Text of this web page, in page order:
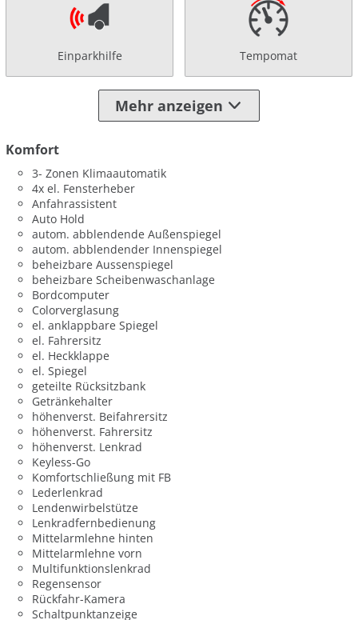
Einparkhilfe Tempomat
Mehr anzeigen
Komfort
3- Zonen Klimaautomatik
4x el. Fensterheber
Anfahrassistent
Auto Hold
autom. abblendende Außenspiegel
autom. abblendender Innenspiegel
beheizbare Aussenspiegel
beheizbare Scheibenwaschanlage
Bordcomputer
Colorverglasung
el. anklappbare Spiegel
el. Fahrersitz
el. Heckklappe
el. Spiegel
geteilte Rücksitzbank
Getränkehalter
höhenverst. Beifahrersitz
höhenverst. Fahrersitz
höhenverst. Lenkrad
Keyless-Go
Komfortschließung mit FB
Lederlenkrad
Lendenwirbelstütze
Lenkradfernbedienung
Mittelarmlehne hinten
Mittelarmlehne vorn
Multifunktionslenkrad
Regensensor
Rückfahr-Kamera
Schaltpunktanzeige